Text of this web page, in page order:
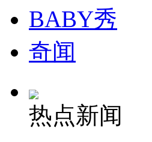
司机酒驾遇交警 急速倒车逃窜
BABY秀
奇闻
热点新闻